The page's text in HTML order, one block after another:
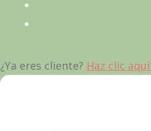
¿Ya eres cliente? Haz clic